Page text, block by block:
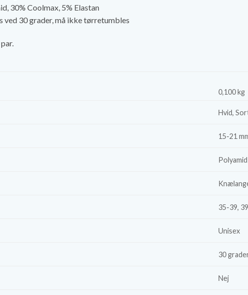
30% Coolmax, 5% Elastan
ved 30 grader, må ikke tørretumbles
0,100 kg
Hvid,
15-21
Polyamid
35-39,
Unisex
30
Nej